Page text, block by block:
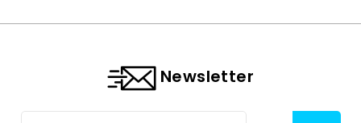
Newsletter